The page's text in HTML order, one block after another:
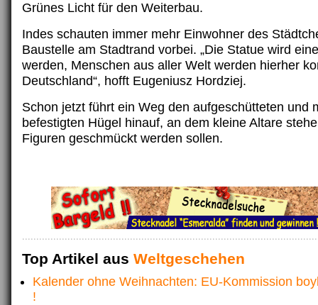
Grünes Licht für den Weiterbau.
Indes schauten immer mehr Einwohner des
Baustelle am Stadtrand vorbei. „Die Statue wird
werden, Menschen aus aller Welt werden hierher
Deutschland“, hofft Eugeniusz Hordziej.
Schon jetzt führt ein Weg den aufgeschütteten und
befestigten Hügel hinauf, an dem kleine Altare
Figuren geschmückt werden sollen.
Top Artikel aus Weltgeschehen
Kalender ohne Weihnachten: EU-Kommission
!